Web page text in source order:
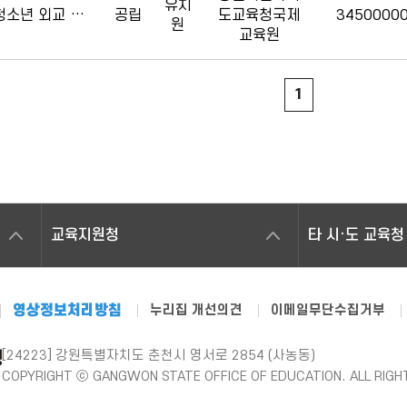
공립
유치
원
도교육청국제
교육원
1
교육지원청 타 시·도 교육청
영상정보처리방침 누리집 개선의견 이메일무단수집거부
[24223] 강원특별자치도 춘천시 영서로 2854 (사농동)
COPYRIGHT ⓒ GANGWON STATE OFFICE OF EDUCATION. ALL